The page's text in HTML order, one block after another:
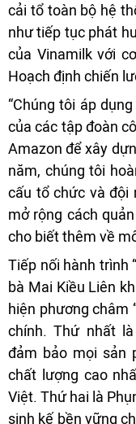
cải tổ toàn bộ hệ
như tiếp tục phát
của Vinamilk với
Hoạch định chiến
“Chúng tôi áp
của các tập đoàn
Amazon để xây
năm, chúng tôi
cấu tổ chức và đội
mở rộng cách
cho biết thêm về
Tiếp nối hành trình
bà Mai Kiều Liên
hiện phương châm
chính. Thứ nhất
đảm bảo mọi sản
chất lượng cao
Việt. Thứ hai là
sinh kế bền vững